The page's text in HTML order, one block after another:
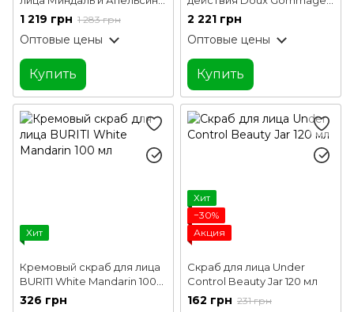
Vigor 100 мл
1 219 грн 1 283 грн
Оптовые цены
Купить
Eclat Mary Cohr 50 мл
2 221 грн
Оптовые цены
Купить
Хит
Кремовый скраб для лица
BURITI White Mandarin 100
мл
326 грн
Хит
−30%
Акция
Скраб для лица Under
Control Beauty Jar 120 мл
162 грн 231 грн